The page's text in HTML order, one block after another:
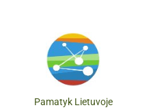
Pamatyk Lietuvoje